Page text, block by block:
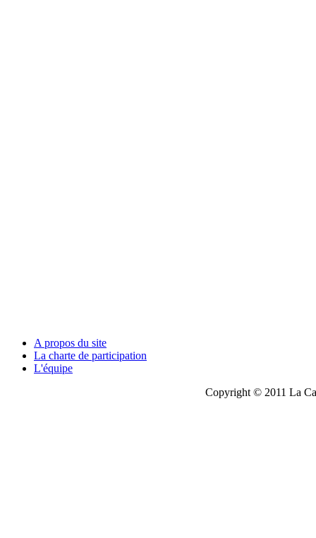
A propos du site
La charte de participation
L'équipe
Copyright © 2011 La